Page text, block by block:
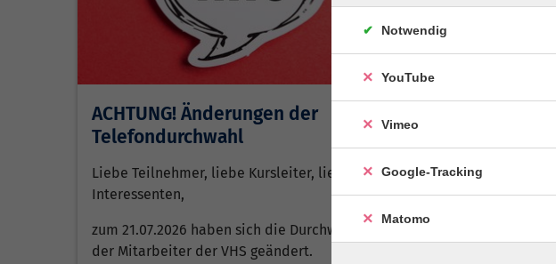
ACHTUNG! Änderungen der
Telefondurchwahl
Liebe Teilnehmer, liebe Kursleiter, liebe
Interessenten,
zum 21.07.2026 haben sich die Durchwahlen
der Mitarbeiter der VHS geändert.
Ihre
für nur 25,00 €!
Herbstsemester
Notwendig
YouTube
Vimeo
Google-Tracking
Matomo